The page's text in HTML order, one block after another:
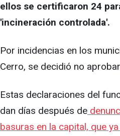
ellos se certificaron 24
'incineración controlada'.
Por incidencias en los
Cerro, se decidió no
Estas declaraciones del
dan días después de
basuras en la capital, que